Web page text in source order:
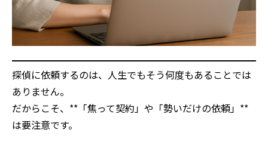
探偵に依頼するのは、人生でもそう何度もあることでは
ありません。
だからこそ、**「焦って契約」や「勢いだけの依頼」**
は要注意です。